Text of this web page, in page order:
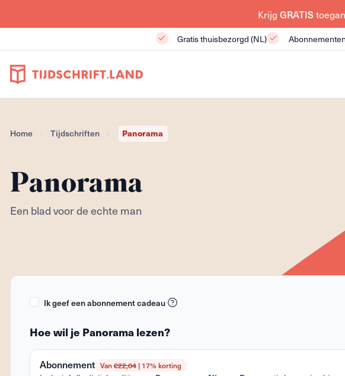
Krijg GRATIS
Gratis thuisbezorgd (NL)
Home Tijdschriften Panorama
Panorama
Een blad voor de echte man
Ik geef een abonnement cadeau
Hoe wil je Panorama lezen?
Van€22,04| 17% korting
Abonnement